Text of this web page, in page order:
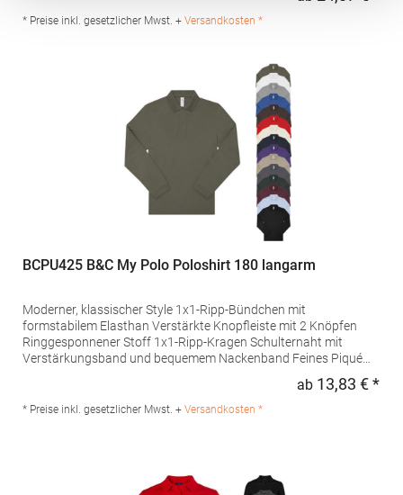
* Preise inkl. gesetzlicher Mwst. + Versandkosten *
BCPU425 B&C My Polo Poloshirt 180 langarm
Moderner, klassischer Style 1x1-Ripp-Bündchen mit
formstabilem Elasthan Verstärkte Knopfleiste mit 2 Knöpfen
Ringgesponnener Stoff 1x1-Ripp-Kragen Schulternaht mit
Verstärkungsband und bequemem Nackenband Feines Piqué
EtikettPfegehinweis: 40 °C waschbarTrockner geeignetBügeln
erlaubtGrammatur: 180 g/m²Materialzusammensetzung: 100%
ab 13,83 € *
* Preise inkl. gesetzlicher Mwst. + Versandkosten *